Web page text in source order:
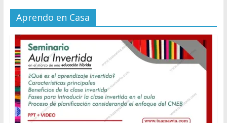
Aprendo en Casa